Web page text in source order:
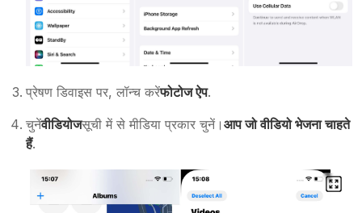
प्रेषण डिवाइस पर, लॉन्च करेंफोटोज ऐप.
चुनेंवीडियोजसूची में से मीडिया प्रकार चुनें। आप जो वीडियो भेजना चाहते
हैं.